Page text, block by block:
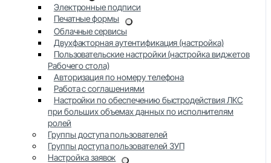
Электронные подписи
Печатные формы
Облачные сервисы
Двухфакторная аутентификация (настройка)
Пользовательские настройки (настройка виджетов
Рабочего стола)
Авторизация по номеру телефона
Работа с соглашениями
Настройки по обеспечению быстродействия ЛКС
при больших объемах данных по исполнителям
ролей
Группы доступа пользователей
Группы доступа пользователей ЗУП
Настройка заявок